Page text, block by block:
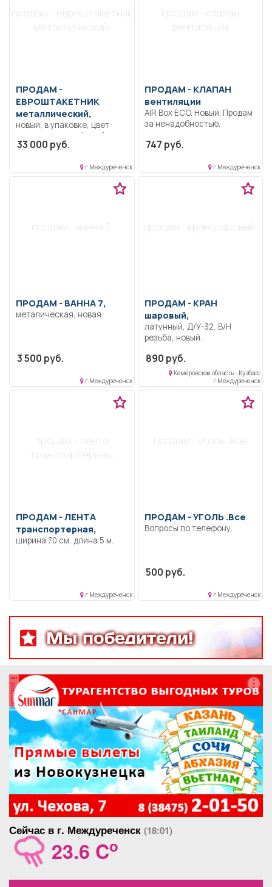
продам - евроштакетник
металлический,
ПРОДАМ -
ЕВРОШТАКЕТНИК
металлический,
новый, в упаковке, цвет
"Красное вино " (3005)
односторонний, МП
забор высотой 1, 5м, с
закругленным верхним
57шт- ровные срезы
33 000 руб.
г Междуреченск
продам - клапан
вентиляции
ПРОДАМ - КЛАПАН
вентиляции
AIR Box ECO. Новый. Продам
за ненадобностью.
747 руб.
г Междуреченск
продам - ванна 7,
ПРОДАМ - ВАННА 7,
металическая, новая
3 500 руб.
г Междуреченск
продам - кран шаровый,
ПРОДАМ - КРАН
шаровый,
латунный, Д/У-32, В/Н
резьба, новый.
890 руб.
Кемеровская область - Кузбасс
г Междуреченск
продам - лента
транспортерная,
ПРОДАМ - ЛЕНТА
транспортерная,
ширина 70 см, длина 5 м.
г Междуреченск
продам - уголь .все
ПРОДАМ - УГОЛЬ .Все
Вопросы по телефону.
500 руб.
г Междуреченск
Мы победители!
реклама
Сейчас в г. Междуреченск (18:01)
23.6 Co